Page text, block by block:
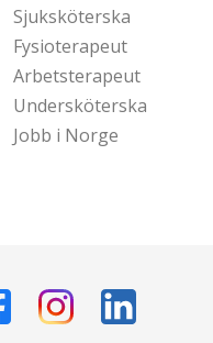
Sjuksköterska
Fysioterapeut
Arbetsterapeut
Undersköterska
Jobb i Norge